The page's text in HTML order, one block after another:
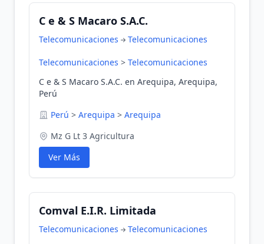
C e & S Macaro S.A.C.
Telecomunicaciones Telecomunicaciones
Telecomunicaciones > Telecomunicaciones
C e & S Macaro S.A.C. en Arequipa, Arequipa,
Perú
Perú > Arequipa > Arequipa
Mz G Lt 3 Agricultura
Ver Más
Comval E.I.R. Limitada
Telecomunicaciones Telecomunicaciones